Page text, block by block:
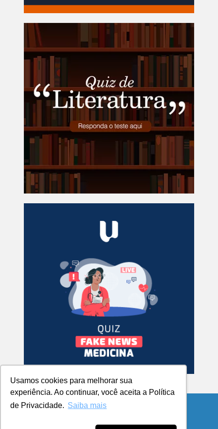
Usamos cookies para melhorar sua
experiência. Ao continuar, você aceita a Política
de Privacidade. Saiba mais